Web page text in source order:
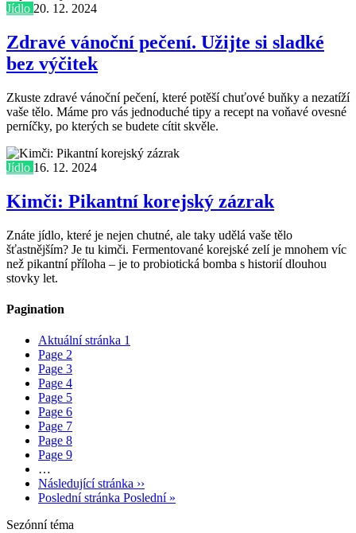
Jídlo 20. 12. 2024
Zdravé vánoční pečení. Užijte si sladké
bez výčitek
Zkuste zdravé vánoční pečení, které potěší chuťové buňky a nezatíží
vaše tělo. Máme pro vás jednoduché tipy a recept na voňavé ovesné
perníčky, po kterých se budete cítit skvěle.
Jídlo 16. 12. 2024
Kimči: Pikantní korejský zázrak
Znáte jídlo, které je nejen chutné, ale taky udělá vaše tělo
šťastnějším? Je tu kimči. Fermentované korejské zelí je mnohem víc
než pikantní příloha – je to probiotická bomba s historií dlouhou
stovky let.
Pagination
Aktuální stránka 1
Page 2
Page 3
Page 4
Page 5
Page 6
Page 7
Page 8
Page 9
…
Následující stránka ››
Poslední stránka Poslední »
Sezónní téma